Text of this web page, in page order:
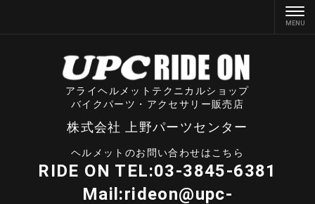
アライヘルメットテクニカルショップ
バイクパーツ・アクセサリー販売店
株式会社 上野パーツセンター
ヘルメットのお問い合わせはこちら
RIDE ON TEL:03-3845-6381
Mail:rideon@upc-